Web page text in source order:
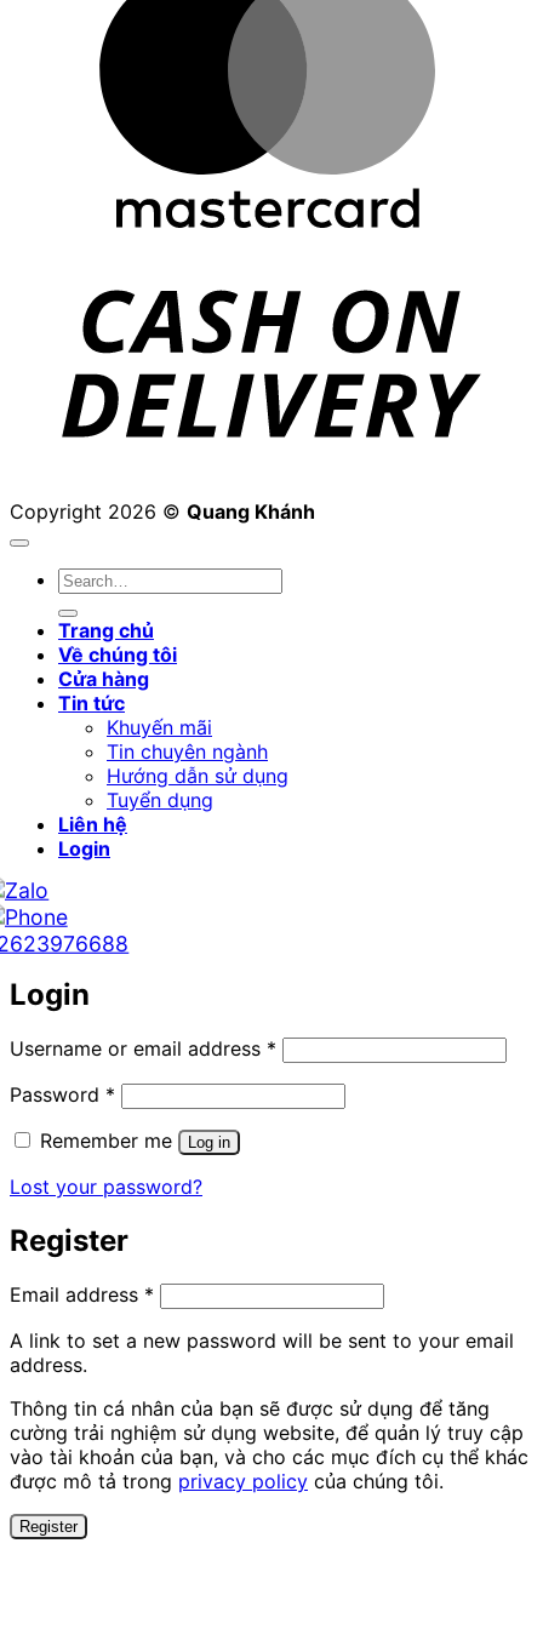
Copyright 2026 © Quang Khánh
Search
Trang chủ
Về chúng tôi
Cửa hàng
Tin tức
Khuyến mãi
Tin chuyên ngành
Hướng dẫn sử dụng
Tuyển dụng
Liên hệ
Login
Login
Username or email address * Required
Password * Required
Remember me
Log in
Lost your password?
Register
Email address * Required
A link to set a new password will be sent to your email
address.
Thông tin cá nhân của bạn sẽ được sử dụng để tăng
cường trải nghiệm sử dụng website, để quản lý truy cập
vào tài khoản của bạn, và cho các mục đích cụ thể khác
được mô tả trong privacy policy của chúng tôi.
Register